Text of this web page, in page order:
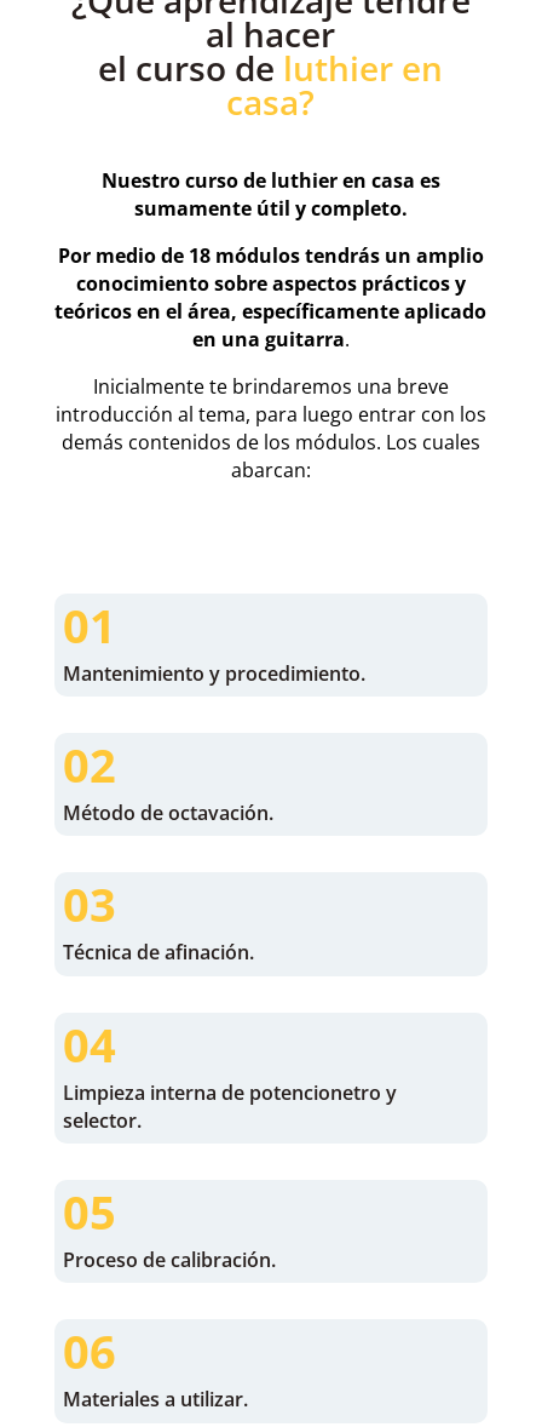
al hacer
el curso de luthier en
casa?
Nuestro curso de luthier en casa es
sumamente útil y completo.
Por medio de 18 módulos tendrás un amplio
conocimiento sobre aspectos prácticos y
teóricos en el área, específicamente aplicado
en una guitarra.
Inicialmente te brindaremos una breve
introducción al tema, para luego entrar con los
demás contenidos de los módulos. Los cuales
abarcan:
01
Mantenimiento y procedimiento.
02
Método de octavación.
03
Técnica de afinación.
04
Limpieza interna de potencionetro y
selector.
05
Proceso de calibración.
06
Materiales a utilizar.